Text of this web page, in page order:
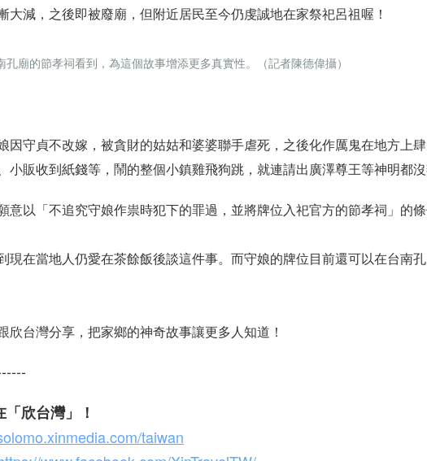
減，之後即被廢廟，但附近居民至今仍虔誠地在家祭祀呂祖喔！
廟的節孝祠看到，為這個故事增添更多真實性。（記者陳德偉攝）
因守貞不改嫁，被貪財的姑姑和婆婆聯手虐死，之後化作厲鬼在地方上
小販收到紙錢等，鬧的整個小鎮雞飛狗跳，就連請出廣澤尊王等神明都
意以「不追究守娘作祟時犯下的罪過，並將牌位入祀官方的節孝祠」的
現在當地人仍愛在茶餘飯後談這件事。而守娘的牌位目前還可以在台南
台灣分享，把家鄉的神奇故事讓更多人知道！
欣台灣」！
taiwan